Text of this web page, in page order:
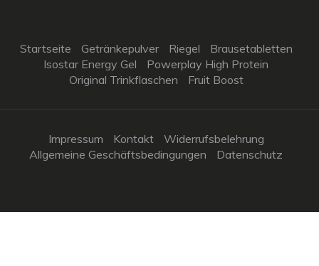
Startseite Getränkepulver Riegel
Brausetabletten
Isostar Energy Gel
Powerplay High Protein
Original Trinkflaschen
Fruit Boost
Impressum Kontakt
Widerrufsbelehrung
Allgemeine Geschäftsbedingungen
Datenschutz